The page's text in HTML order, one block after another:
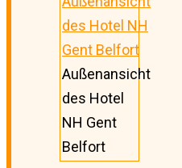
Außenansicht
des Hotel
NH Gent
Belfort